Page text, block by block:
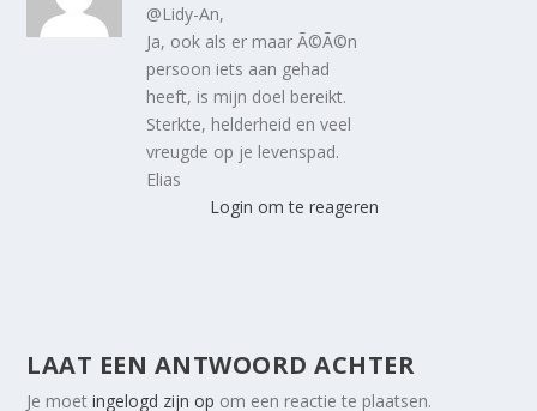
@Lidy-An,
Ja, ook als er maar Ã©Ã©n
persoon iets aan gehad
heeft, is mijn doel bereikt.
Sterkte, helderheid en veel
vreugde op je levenspad.
Elias
Login om te reageren
LAAT EEN ANTWOORD ACHTER
Je moetingelogd zijn op om een reactie te plaatsen.